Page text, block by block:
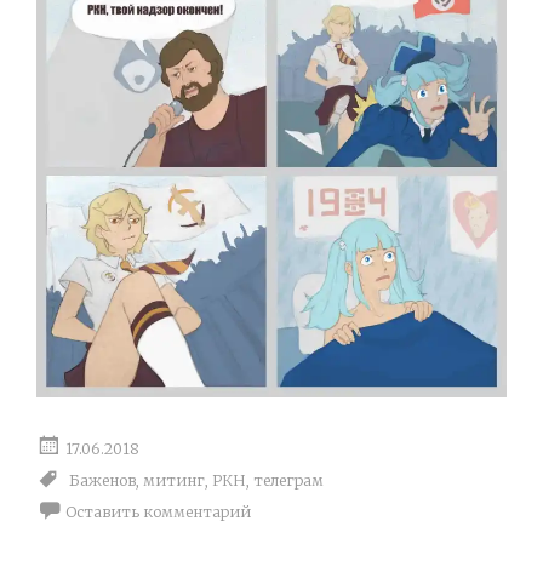
17.06.2018
Баженов, митинг, РКН, телеграм
Оставить комментарий